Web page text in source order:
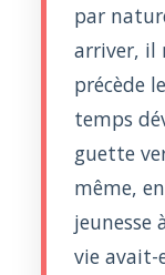
par
arriver, il
précède
temps
guette
même,
jeunesse
vie avait-